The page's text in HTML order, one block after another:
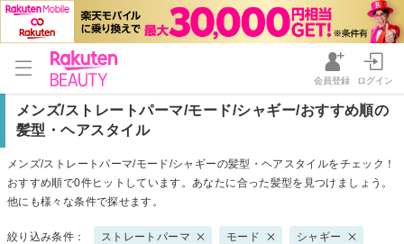
会員登録 ログイン
メンズ/ストレートパーマ/モード/シャギー/おすすめ順の
髪型・ヘアスタイル
メンズ/ストレートパーマ/モード/シャギーの髪型・ヘアスタイルをチェック！
おすすめ順で0件ヒットしています。あなたに合った髪型を見つけましょう。
他にも様々な条件で探せます。
絞り込み条件： ストレートパーマ モード シャギー